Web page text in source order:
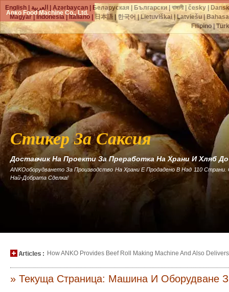
Anko Food Machine Co., Ltd.
Стикер За Саксия
Доставчик На Проекти За Преработка На Храни И Хляб
ANKOоборудването За Производство На Храни Е Продадено В Над 110
Най-Добрата Сделка!
How ANKO Provides Beef Roll Making Machine And Also
» Текуща Страница: Машина И Оборудване
English العربية |Azərbaycan Беларуская Български |বাঙ্গালী|česky
Magyar|Indonesia| Italiano| 日本語|한국어|Lietuviškai|Latviešu|
Filipino|